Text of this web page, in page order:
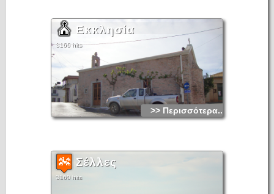
Εκκλησία
3166 hits
>> Περισσότερα...
Σέλλες
3160 hits